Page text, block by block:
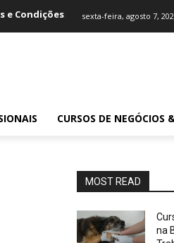
e Condições sexta-feira, agosto 7,
CURSOS DE NEGÓCIOS
MOST READ
na